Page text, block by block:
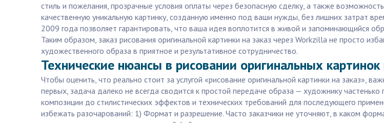
стиль и пожелания, прозрачные условия оплаты через безопасную сделку, а также
качественную уникальную картинку, созданную именно под ваши нужды, без лишних затрат
2009 года позволяет гарантировать, что ваша идея воплотится в живой и запоминающийся
Таким образом, заказ рисования оригинальной картинки на заказ через Workzilla не просто
художественного образа в приятное и результативное сотрудничество.
Технические нюансы в рисовании оригинальных
Чтобы оценить, что реально стоит за услугой «рисование оригинальной картинки на заказ»,
первых, задача далеко не всегда сводится к простой передаче образа — художнику
композиции до стилистических эффектов и технических требований для последующего
избежать разочарований: 1) Формат и разрешение. Часто заказчики не уточняют, в каком